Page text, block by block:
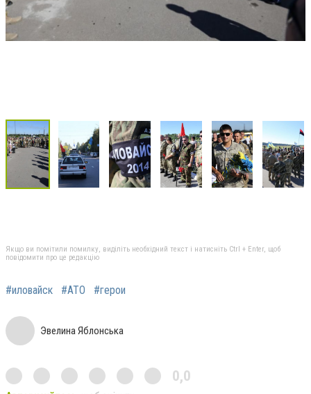
Якщо ви помітили помилку, виділіть необхідний текст і натисніть Ctrl + Enter, щоб
повідомити про це редакцію
#иловайск #АТО #герои
Эвелина Яблонська
0,0